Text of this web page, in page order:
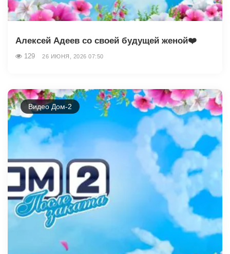
Алексей Адеев со своей будущей женой❤️
129 26 ИЮНЯ, 2026 07:50
Видео Дом-2